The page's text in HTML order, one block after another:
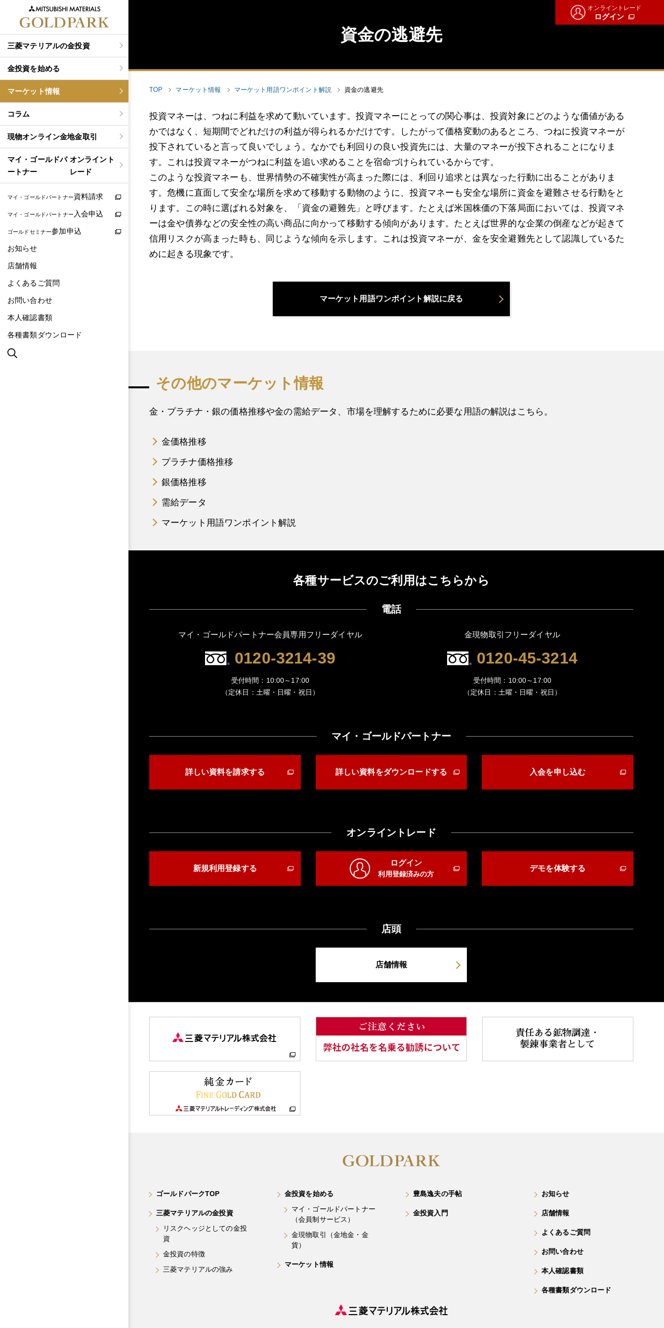
オンライントレード
ログイン
三菱マテリアルの金投資
金投資を始める
マーケット情報
コラム
現物オンライン金地金取引
マイ・ゴールドパ
ートナー
オンライント
レード
マイ・ゴールドパートナー資料請求
マイ・ゴールドパートナー 入会申込
ゴールドセミナー参加申込
お知らせ
店舗情報
よくあるご質問
お問い合わせ
本人確認書類
各種書類ダウンロード
資金の逃避先
TOP マーケット情報 マーケット用語ワンポイント解説 資金の逃避先
投資マネーは、つねに利益を求めて動いています。投資マネーにとっての関心事は、投資対象にどのような価値がある
かではなく、短期間でどれだけの利益が得られるかだけです。したがって価格変動のあるところ、つねに投資マネーが
投下されていると言って良いでしょう。なかでも利回りの良い投資先には、大量のマネーが投下されることになりま
す。これは投資マネーがつねに利益を追い求めることを宿命づけられているからです。
このような投資マネーも、世界情勢の不確実性が高まった際には、利回り追求とは異なった行動に出ることがありま
す。危機に直面して安全な場所を求めて移動する動物のように、投資マネーも安全な場所に資金を避難させる行動をと
ります。この時に選ばれる対象を、「資金の避難先」と呼びます。たとえば米国株価の下落局面においては、投資マネ
ーは金や債券などの安全性の高い商品に向かって移動する傾向があります。たとえば世界的な企業の倒産などが起きて
信用リスクが高まった時も、同じような傾向を示します。これは投資マネーが、金を安全避難先として認識しているた
めに起きる現象です。
マーケット用語ワンポイント解説に戻る
その他のマーケット情報
金・プラチナ・銀の価格推移や金の需給データ、市場を理解するために必要な用語の解説はこちら。
金価格推移
プラチナ価格推移
銀価格推移
需給データ
マーケット用語ワンポイント解説
各種サービスのご利用はこちらから
電話
マイ・ゴールドパートナー会員専用フリーダイヤル
0120-3214-39
受付時間：10:00～17:00
（定休日：土曜・日曜・祝日）
金現物取引フリーダイヤル
0120-45-3214
受付時間：10:00～17:00
（定休日：土曜・日曜・祝日）
マイ・ゴールドパートナー
詳しい資料を請求する 詳しい資料をダウンロードする 入会を申し込む
オンライントレード
新規利用登録する
ログイン
利用登録済みの方
デモを体験する
店頭
店舗情報
ゴールドパークTOP
三菱マテリアルの金投資
リスクヘッジとしての金投
資
金投資の特徴
三菱マテリアルの強み
金投資を始める
マイ・ゴールドパートナー
（会員制サービス）
金現物取引（金地金・金
貨）
マーケット情報
豊島逸夫の手帖
金投資入門
お知らせ
店舗情報
よくあるご質問
お問い合わせ
本人確認書類
各種書類ダウンロード